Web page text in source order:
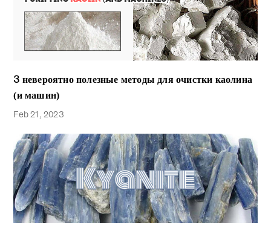
3 невероятно полезные методы для очистки каолина
(и машин)
Feb 21, 2023